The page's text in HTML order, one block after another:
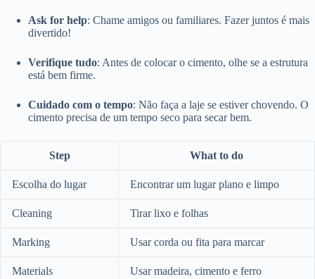
Ask for help: Chame amigos ou familiares. Fazer juntos é mais
divertido!
Verifique tudo: Antes de colocar o cimento, olhe se a estrutura
está bem firme.
Cuidado com o tempo: Não faça a laje se estiver chovendo. O
cimento precisa de um tempo seco para secar bem.
Step What to do
Escolha do lugar Encontrar um lugar plano e limpo
Cleaning Tirar lixo e folhas
Marking Usar corda ou fita para marcar
Materials Usar madeira, cimento e ferro